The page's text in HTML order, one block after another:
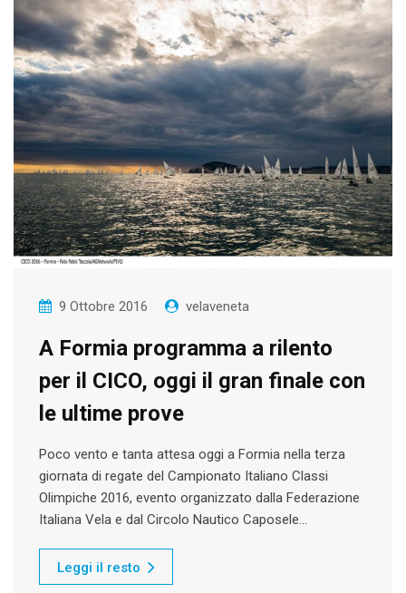
9 Ottobre 2016 velaveneta
A Formia programma a rilento
per il CICO, oggi il gran finale con
le ultime prove
Poco vento e tanta attesa oggi a Formia nella terza
giornata di regate del Campionato Italiano Classi
Olimpiche 2016, evento organizzato dalla Federazione
Italiana Vela e dal Circolo Nautico Caposele…
Leggi il resto